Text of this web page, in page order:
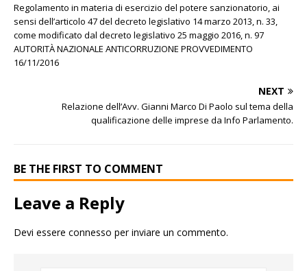
Regolamento in materia di esercizio del potere sanzionatorio, ai
sensi dell’articolo 47 del decreto legislativo 14 marzo 2013, n. 33,
come modificato dal decreto legislativo 25 maggio 2016, n. 97
AUTORITÀ NAZIONALE ANTICORRUZIONE PROVVEDIMENTO
16/11/2016
NEXT
Relazione dell’Avv. Gianni Marco Di Paolo sul tema della
qualificazione delle imprese da Info Parlamento.
BE THE FIRST TO COMMENT
Leave a Reply
Devi essere connesso per inviare un commento.